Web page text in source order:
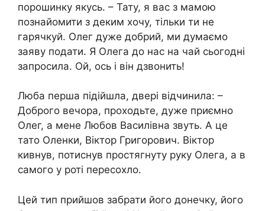
порошинку якусь. – Тату, я вас з мамою
познайомити з деким хочу, тільки ти не
гарячкуй. Олег дуже добрий, ми думаємо
заяву подати. Я Олега до нас на чай сьогодні
запросила. Ой, ось і він дзвонить!
Люба перша підійшла, двері відчинила: –
Доброго вечора, проходьте, дуже приємно
Олег, а мене Любов Василівна звуть. А це
тато Оленки, Віктор Григорович. Віктор
кивнув, потиснув простягнуту руку Олега, а в
самого у роті пересохло.
Цей тип прийшов забрати його донечку, його